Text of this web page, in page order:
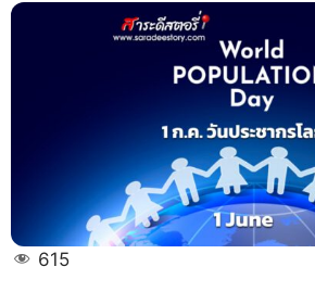
การ
โลก
(World
Population
Day)
615